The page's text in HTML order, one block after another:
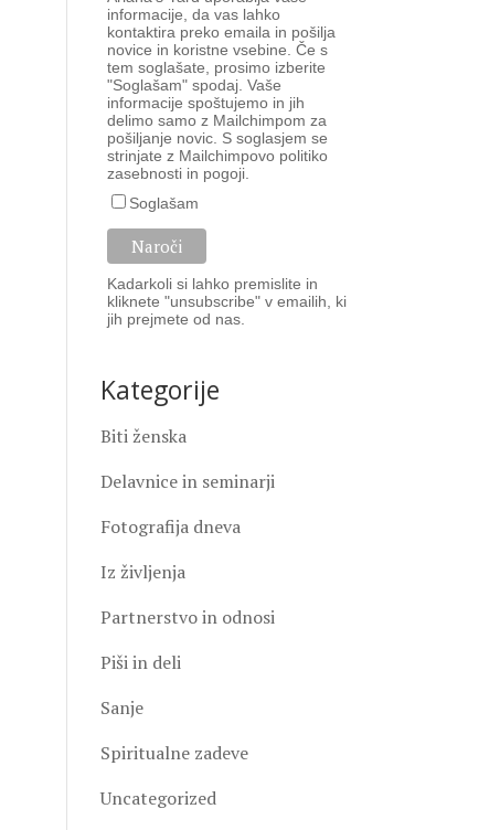
informacije, da vas lahko
kontaktira preko emaila in pošilja
novice in koristne vsebine. Če s
tem soglašate, prosimo izberite
"Soglašam" spodaj. Vaše
informacije spoštujemo in jih
delimo samo z Mailchimpom za
pošiljanje novic. S soglasjem se
strinjate z Mailchimpovo politiko
zasebnosti in pogoji
Soglašam
Kadarkoli si lahko premislite in
kliknete "unsubscribe" v emailih, ki
jih prejmete od nas.
Kategorije
Biti ženska
Delavnice in seminarji
Fotografija dneva
Iz življenja
Partnerstvo in odnosi
Piši in deli
Sanje
Spiritualne zadeve
Uncategorized